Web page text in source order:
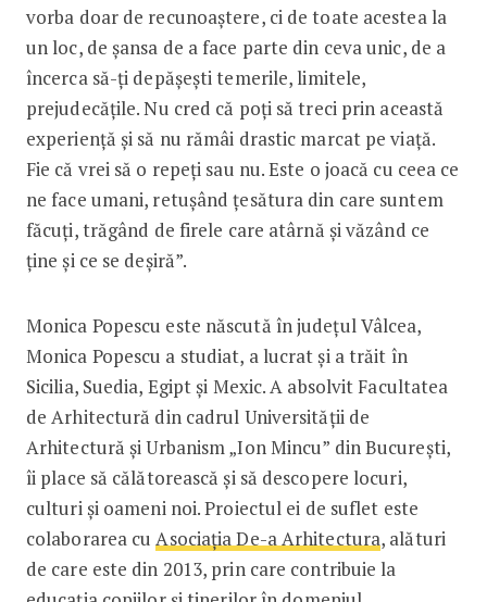
vorba doar de recunoaștere, ci de toate acestea la
un loc, de șansa de a face parte din ceva unic, de a
încerca să-ți depășești temerile, limitele,
prejudecățile. Nu cred că poți să treci prin această
experiență și să nu rămâi drastic marcat pe viață.
Fie că vrei să o repeți sau nu. Este o joacă cu ceea ce
ne face umani, retușând țesătura din care suntem
făcuți, trăgând de firele care atârnă și văzând ce
ține și ce se deșiră”.
Monica Popescu este născută în județul Vâlcea,
Monica Popescu a studiat, a lucrat și a trăit în
Sicilia, Suedia, Egipt și Mexic. A absolvit Facultatea
de Arhitectură din cadrul Universității de
Arhitectură și Urbanism „Ion Mincu” din București,
îi place să călătorească și să descopere locuri,
culturi și oameni noi. Proiectul ei de suflet este
colaborarea cu Asociația De-a Arhitectura, alături
de care este din 2013, prin care contribuie la